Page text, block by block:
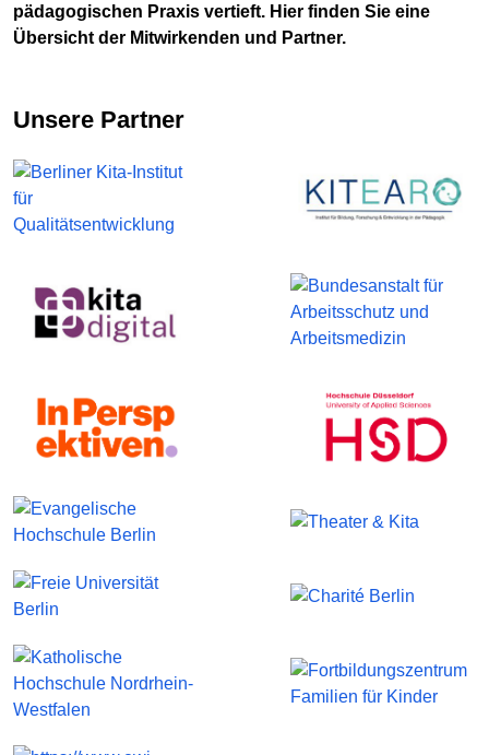
pädagogischen Praxis vertieft. Hier finden Sie eine
Übersicht der Mitwirkenden und Partner.
Unsere Partner